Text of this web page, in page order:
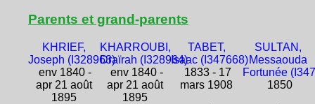
Parents et grand-parents
KHRIEF,
Joseph (I328963)
env 1840 -
apr 21 août
1895
KHARROUBI,
Draïrah (I328964)
env 1840 -
apr 21 août
1895
TABET,
Isaac (I347668)
1833 - 17
mars 1908
SULTAN,
Messaouda
Fortunée
1850